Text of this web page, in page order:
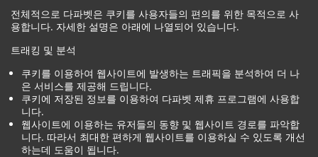
전체적으로 다파벳은 쿠키를 사용자들의 편의를 위한 목적으로 사
용합니다. 자세한 설명은 아래에 나열되어 있습니다.
트래킹 및 분석
쿠키를 이용하여 웹사이트에 발생하는 트래픽을 분석하여 더 나
은 서비스를 제공해 드립니다.
쿠키에 저장된 정보를 이용하여 다파벳 제휴 프로그램에 사용합
니다.
웹사이트에 이용하는 유저들의 동향 및 웹사이트 경로를 파악합
니다. 따라서 최대한 편하게 웹사이트를 이용하실 수 있도록 개선
하는데 도움이 됩니다.